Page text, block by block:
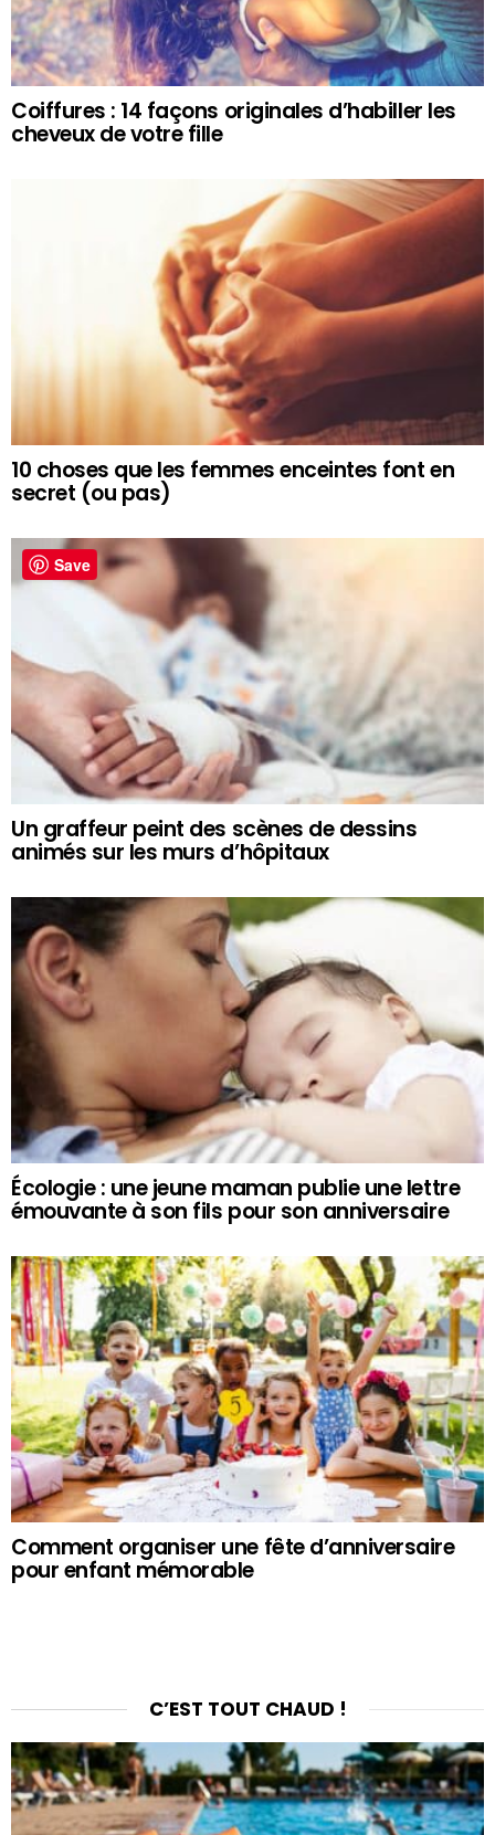
Coiffures : 14 façons originales d’habiller les
cheveux de votre fille
10 choses que les femmes enceintes font en
secret (ou pas)
Un graffeur peint des scènes de dessins
animés sur les murs d’hôpitaux
Écologie : une jeune maman publie une lettre
émouvante à son fils pour son anniversaire
Comment organiser une fête d’anniversaire
pour enfant mémorable
C’EST TOUT CHAUD !
Save